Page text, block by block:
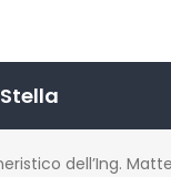
dell’Ing.